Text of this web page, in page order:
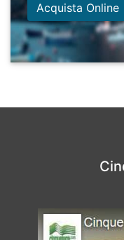
Acquista Online